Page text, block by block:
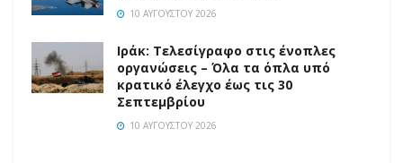
10 ΑΥΓΟΎΣΤΟΥ 2026
Ιράκ: Τελεσίγραφο στις ένοπλες
οργανώσεις – Όλα τα όπλα υπό
κρατικό έλεγχο έως τις 30
Σεπτεμβρίου
10 ΑΥΓΟΎΣΤΟΥ 2026